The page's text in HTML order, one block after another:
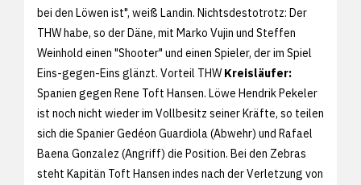
bei den Löwen ist", weiß Landin. Nichtsdestotrotz: Der
THW habe, so der Däne, mit Marko Vujin und Steffen
Weinhold einen "Shooter" und einen Spieler, der im Spiel
Eins-gegen-Eins glänzt. Vorteil THW Kreisläufer:
Spanien gegen Rene Toft Hansen. Löwe Hendrik Pekeler
ist noch nicht wieder im Vollbesitz seiner Kräfte, so teilen
sich die Spanier Gedéon Guardiola (Abwehr) und Rafael
Baena Gonzalez (Angriff) die Position. Bei den Zebras
steht Kapitän Toft Hansen indes nach der Verletzung von